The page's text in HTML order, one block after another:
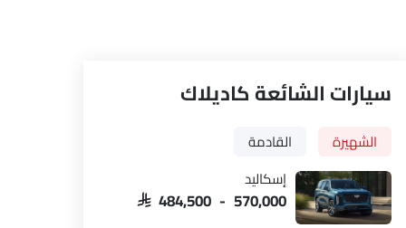
سيارات الشائعة كاديلاك
الشهيرة
القادمة
إسكاليد
SAR 484,500 - 570,000